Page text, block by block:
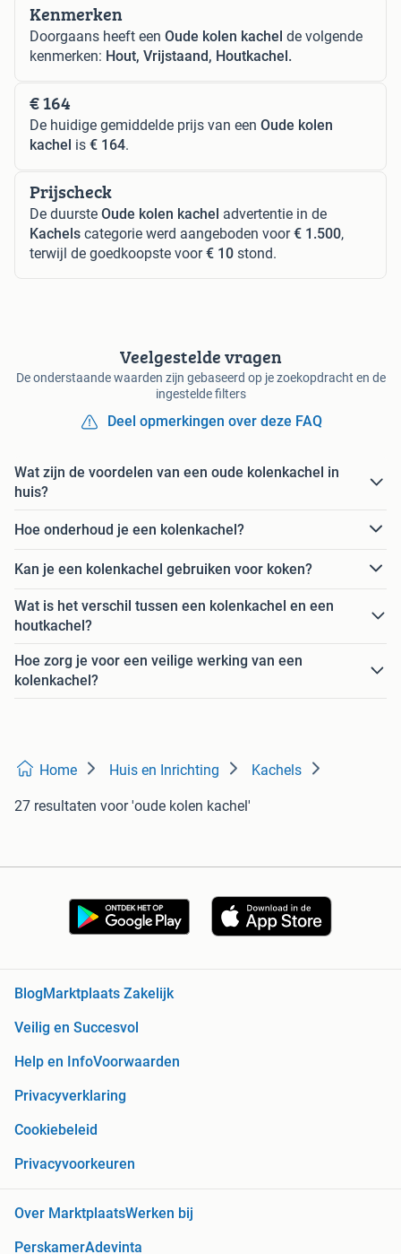
Kenmerken
Doorgaans heeft een Oude kolen kachel de volgende
kenmerken: Hout, Vrijstaand, Houtkachel.
€ 164
De huidige gemiddelde prijs van een Oude kolen
kachel is € 164.
Prijscheck
De duurste Oude kolen kachel advertentie in de
Kachels categorie werd aangeboden voor€ 1.500,
terwijl de goedkoopste voor€ 10 stond.
Veelgestelde vragen
De onderstaande waarden zijn gebaseerd op je zoekopdracht en de
ingestelde filters
Deel opmerkingen over deze FAQ
Wat zijn de voordelen van een oude kolenkachel in
huis?
Hoe onderhoud je een kolenkachel?
Kan je een kolenkachel gebruiken voor koken?
Wat is het verschil tussen een kolenkachel en een
houtkachel?
Hoe zorg je voor een veilige werking van een
kolenkachel?
Home Huis en Inrichting Kachels
27 resultaten voor 'oude kolen kachel'
Blog Marktplaats Zakelijk
Veilig en Succesvol
Help en InfoVoorwaarden
Privacyverklaring
Cookiebeleid
Privacyvoorkeuren
Over MarktplaatsWerken bij
PerskamerAdevinta